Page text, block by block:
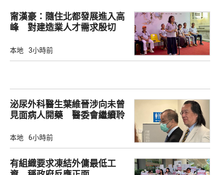
甯漢豪：隨住北都發展進入高
峰 對建造業人才需求殷切
本地 3小時前
泌尿外科醫生葉維晉涉向未曾
見面病人開藥 醫委會繼續聆
本地 6小時前
有組織要求凍結外傭最低工